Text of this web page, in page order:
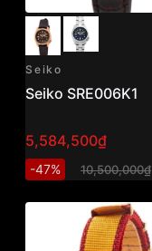
Seiko
Seiko SRE006K1
5,584,500₫
-47% 10,500,000₫